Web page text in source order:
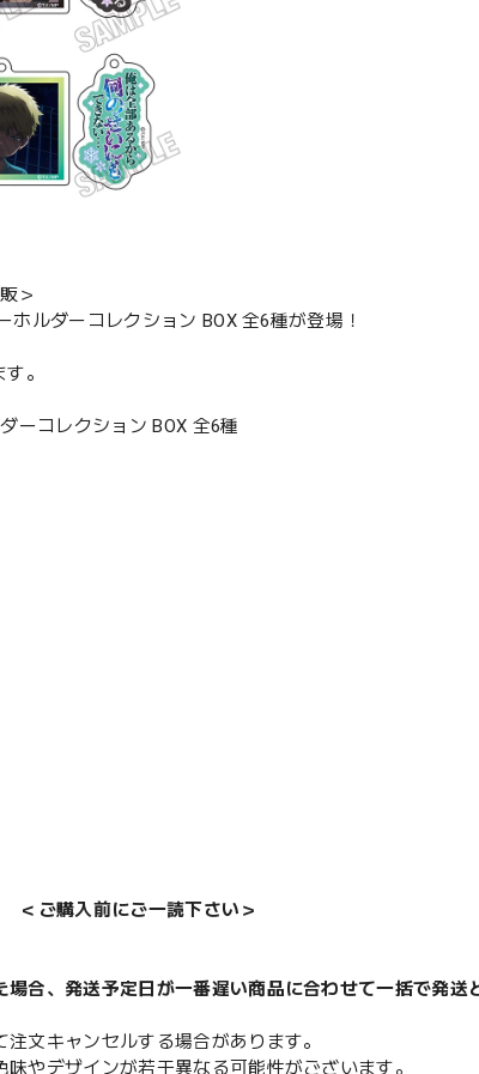
＞
ルダーコレクション BOX 全6種が登場！
。
ーコレクション BOX 全6種
＜ご購入前にご一読下さい＞
合、発送予定日が一番遅い商品に合わせて一括で発送
文キャンセルする場合があります。
やデザインが若干異なる可能性がございます。